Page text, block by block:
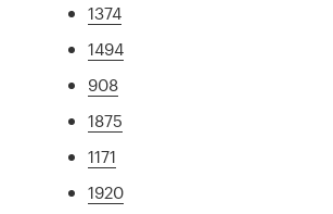
1374
1494
908
1875
1171
1920